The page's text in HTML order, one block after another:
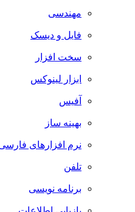
مهندسی
فایل و دیسک
سخت افزار
ابزار لینوکس
آفیس
بهینه ساز
نرم افزارهای فارسی
تلفن
برنامه نویسی